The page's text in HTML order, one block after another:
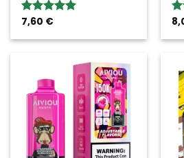
Valoración:
5
7,60 €
5